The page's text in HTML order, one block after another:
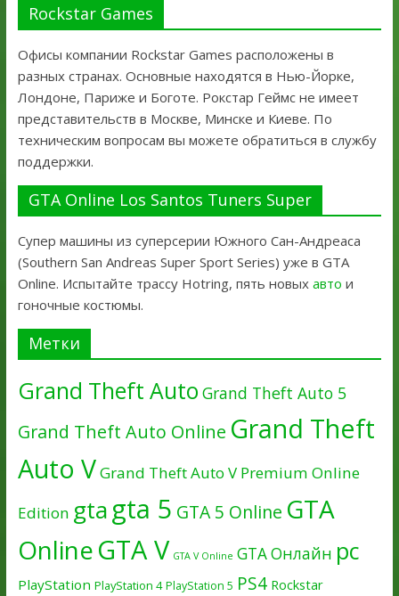
Rockstar Games
Офисы компании Rockstar Games расположены в
разных странах. Основные находятся в Нью-Йорке,
Лондоне, Париже и Боготе. Рокстар Геймс не имеет
представительств в Москве, Минске и Киеве. По
техническим вопросам вы можете обратиться в службу
поддержки.
GTA Online Los Santos Tuners Super
Супер машины из суперсерии Южного Сан-Андреаса
(Southern San Andreas Super Sport Series) уже в GTA
Online. Испытайте трассу Hotring, пять новых авто и
гоночные костюмы.
Метки
Grand Theft Auto Grand Theft Auto 5
Grand Theft Auto Online Grand Theft
Auto VGrand Theft Auto V Premium Online
Edition gtagta 5 GTA 5 Online GTA
OnlineGTA V GTA V Online GTA Онлайн pc
PlayStation PlayStation 4 PlayStation 5 PS4 Rockstar